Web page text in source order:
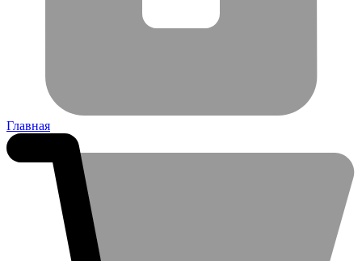
Главная